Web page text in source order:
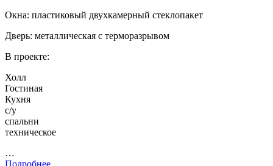
Окна: пластиковый двухкамерный стеклопакет
Дверь: металлическая с терморазрывом
В проекте:
Холл
Гостиная
Кухня
с/у
спальни
техническое
…
Подробнее